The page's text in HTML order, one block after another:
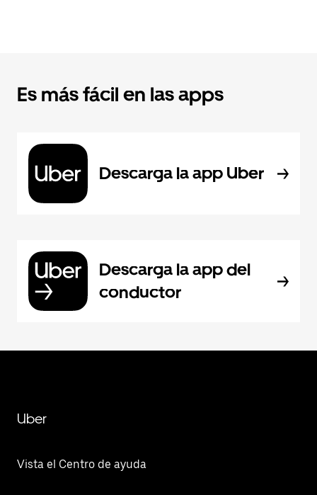
Es más fácil en las apps
Descarga la app Uber
Descarga la app del
conductor
Uber
Vista el Centro de ayuda